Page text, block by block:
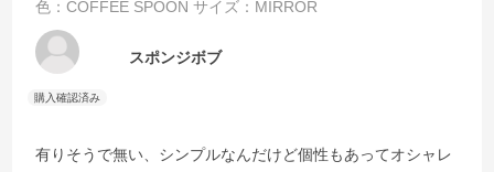
色：COFFEE SPOON サイズ：MIRROR
スポンジボブ
有りそうで無い、シンプルなんだけど個性もあってオシャレ